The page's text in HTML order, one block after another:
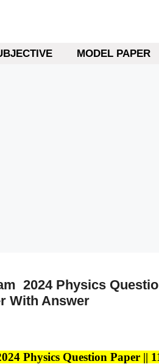
MODEL PAPER
2024 Physics
With Answer
Physics Question Paper ||